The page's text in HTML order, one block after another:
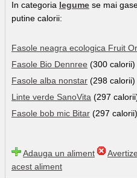
In categoria legume se mai
putine calorii:
Fasole neagra ecologica Fruit
Fasole Bio Dennree (300 calorii)
Fasole alba nonstar (298 calorii)
Linte verde SanoVita (297
Fasole bob mic Bitar (297 calorii)
Adauga un aliment
acest aliment